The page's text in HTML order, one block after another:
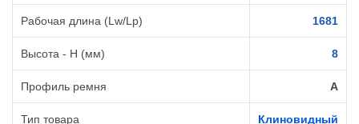
Рабочая длина (Lw/Lp) 1681
Высота - H (мм) 8
Профиль ремня A
Тип товара Клиновидный